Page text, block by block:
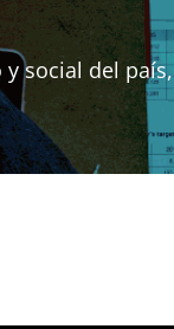
social del país,